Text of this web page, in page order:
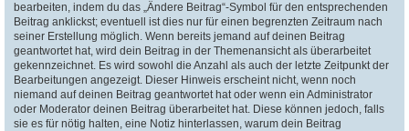
bearbeiten, indem du das „Ändere Beitrag“-Symbol für den entsprechenden
Beitrag anklickst; eventuell ist dies nur für einen begrenzten Zeitraum nach
seiner Erstellung möglich. Wenn bereits jemand auf deinen Beitrag
geantwortet hat, wird dein Beitrag in der Themenansicht als überarbeitet
gekennzeichnet. Es wird sowohl die Anzahl als auch der letzte Zeitpunkt der
Bearbeitungen angezeigt. Dieser Hinweis erscheint nicht, wenn noch
niemand auf deinen Beitrag geantwortet hat oder wenn ein Administrator
oder Moderator deinen Beitrag überarbeitet hat. Diese können jedoch, falls
sie es für nötig halten, eine Notiz hinterlassen, warum dein Beitrag